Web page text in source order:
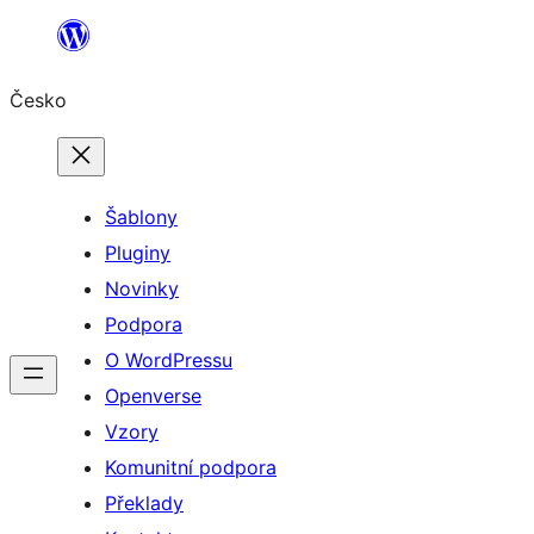
Přeskočit
obsah
Česko
Šablony
Pluginy
Novinky
Podpora
O WordPressu
Openverse
Vzory
Komunitní podpora
Překlady